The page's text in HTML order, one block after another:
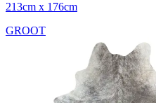
213cm x 176cm
GROOT